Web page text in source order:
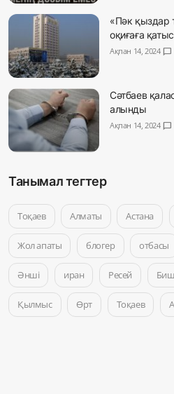
«Пәк қыздар
оқиғаға
Ақпан 14, 2024 chat_bubble
Сәтбаев
алынды
Ақпан 14, 2024 chat_bubble
Танымал тегтер
Тоқаев Алматы Астана
Жол апаты блогер отбасы
Әнші иран Ресей
Қылмыс Өрт Тоқаев